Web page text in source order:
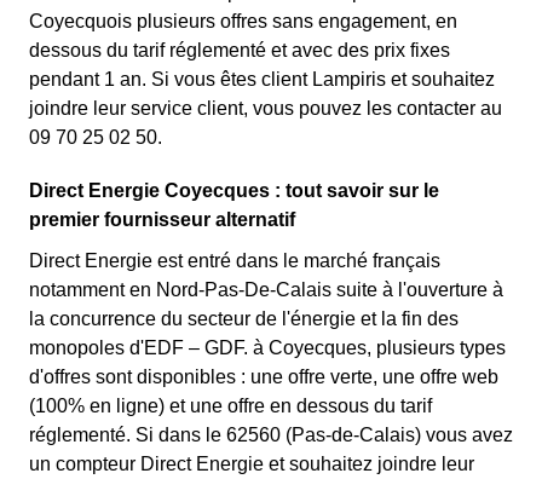
Coyecquois plusieurs offres sans engagement, en
dessous du tarif réglementé et avec des prix fixes
pendant 1 an. Si vous êtes client Lampiris et souhaitez
joindre leur service client, vous pouvez les contacter au
09 70 25 02 50.
Direct Energie Coyecques : tout savoir sur le
premier fournisseur alternatif
Direct Energie est entré dans le marché français
notamment en Nord-Pas-De-Calais suite à l'ouverture à
la concurrence du secteur de l'énergie et la fin des
monopoles d'EDF – GDF. à Coyecques, plusieurs types
d'offres sont disponibles : une offre verte, une offre web
(100% en ligne) et une offre en dessous du tarif
réglementé. Si dans le 62560 (Pas-de-Calais) vous avez
un compteur Direct Energie et souhaitez joindre leur